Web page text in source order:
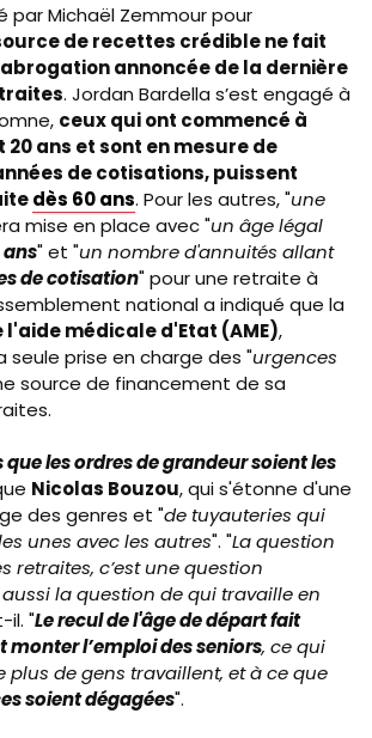
parMichaël Zemmour pour
de recettes crédible ne fait
annoncée de la dernière
. Jordan Bardella s’est engagé à
ceux qui ont commencé à
ans et sont en mesure de
de cotisations, puissent
dès 60 ans. Pour les autres, "une
mise en place avec "un âge légal
ans" et "un nombre d'annuités allant
de cotisation" pour une retraite à
national a indiqué que la
médicale d'Etat (AME),
seule prise en charge des "urgences
source de financement de sa
que les ordres de grandeur soient les
Nicolas Bouzou, qui s'étonne d'une
des genres et "de tuyauteries qui
unes avec les autres". "La question
retraites, c’est une question
la question de qui travaille en
il. "Le recul de l'âge de départ fait
l’emploi des seniors, ce qui
plus de gens travaillent, et à ce que
soient dégagées".